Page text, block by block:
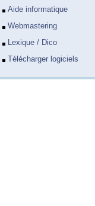
Aide informatique
Webmastering
Lexique / Dico
Télécharger logiciels